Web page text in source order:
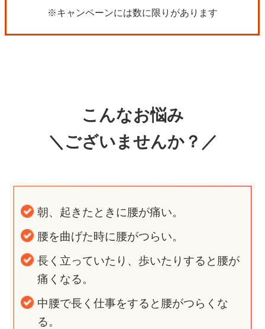
※キャンペーンには数に限りがあります
こんなお悩み
＼ございませんか？／
朝、起きたときに腰が痛い。
腰を曲げた時に腰がつらい。
長く立っていたり、歩いたりすると腰が
痛くなる。
中腰で長く仕事をすると腰がつらくな
る。